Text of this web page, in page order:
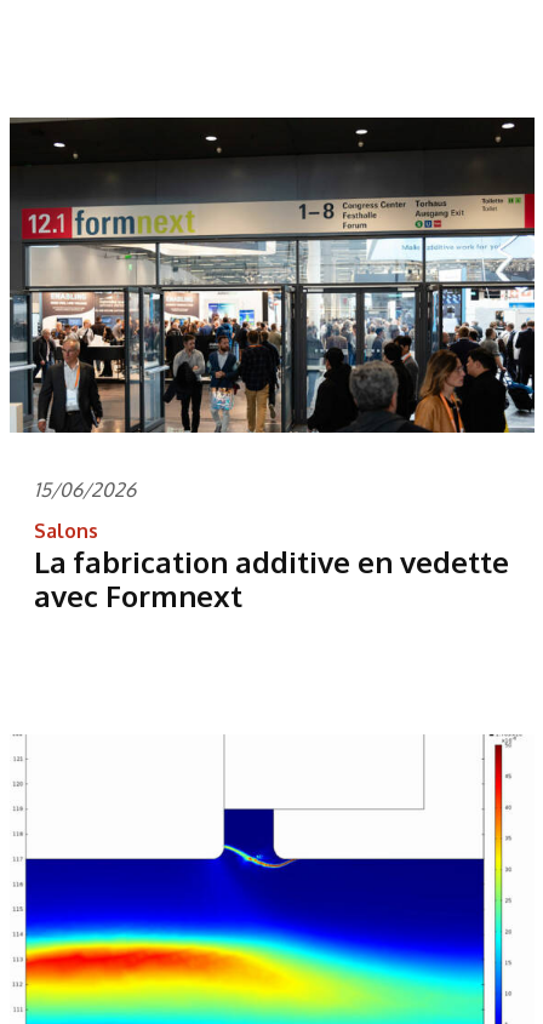
15/06/2026
Salons
La fabrication additive en vedette
avec Formnext